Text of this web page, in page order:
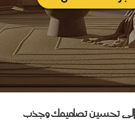
تحسين تصاميمك وجذب